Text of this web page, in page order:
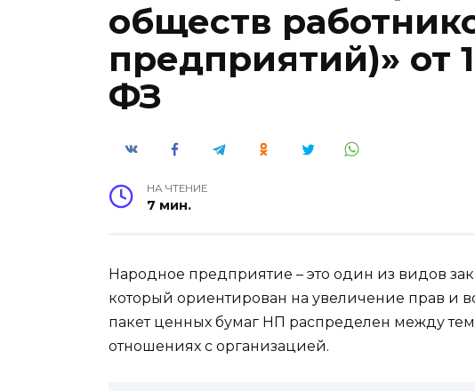
обществ
предприятий)» от
ФЗ
НА ЧТЕНИЕ
7 мин.
Народное предприятие – это один из видов
который ориентирован на увеличение прав и
пакет ценных бумаг НП распределен между
отношениях с организацией.